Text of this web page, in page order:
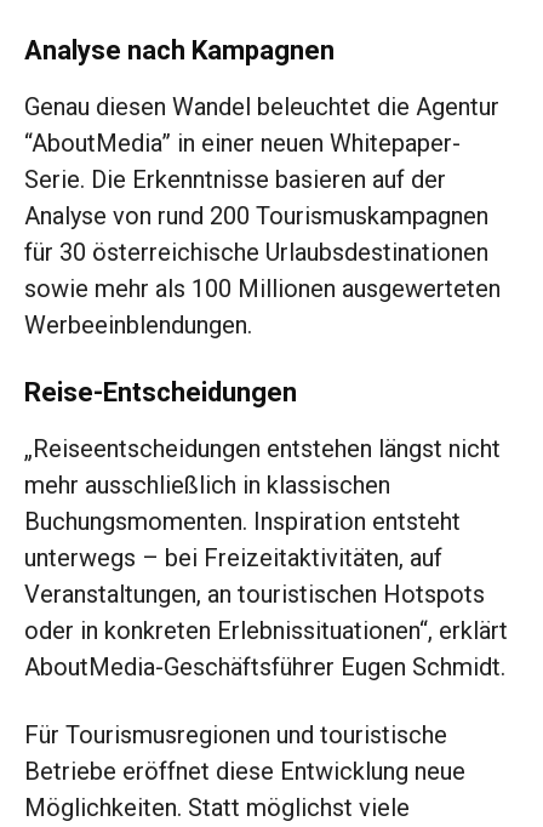
Analyse nach Kampagnen
Genau diesen Wandel beleuchtet die Agentur
“AboutMedia” in einer neuen Whitepaper-
Serie. Die Erkenntnisse basieren auf der
Analyse von rund 200 Tourismuskampagnen
für 30 österreichische Urlaubsdestinationen
sowie mehr als 100 Millionen ausgewerteten
Werbeeinblendungen.
Reise-Entscheidungen
„Reiseentscheidungen entstehen längst nicht
mehr ausschließlich in klassischen
Buchungsmomenten. Inspiration entsteht
unterwegs – bei Freizeitaktivitäten, auf
Veranstaltungen, an touristischen Hotspots
oder in konkreten Erlebnissituationen“, erklärt
AboutMedia-Geschäftsführer Eugen Schmidt.
Für Tourismusregionen und touristische
Betriebe eröffnet diese Entwicklung neue
Möglichkeiten. Statt möglichst viele